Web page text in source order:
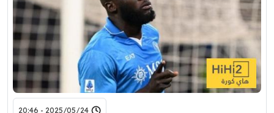
2025/05/24 - 20:46